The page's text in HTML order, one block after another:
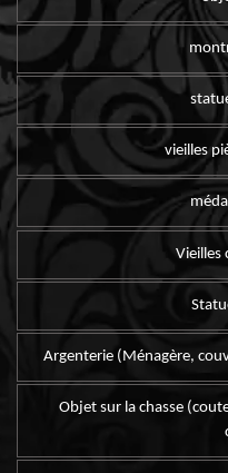
vieilles
Vieilles
Argenterie (Ménagère,
Objet sur la chasse